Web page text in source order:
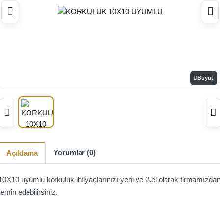
Büyüt
Açıklama Yorumlar (0)
uyumlu korkuluk ihtiyaçlarınızı yeni ve 2.el olarak firmamızdan
edebilirsiniz.